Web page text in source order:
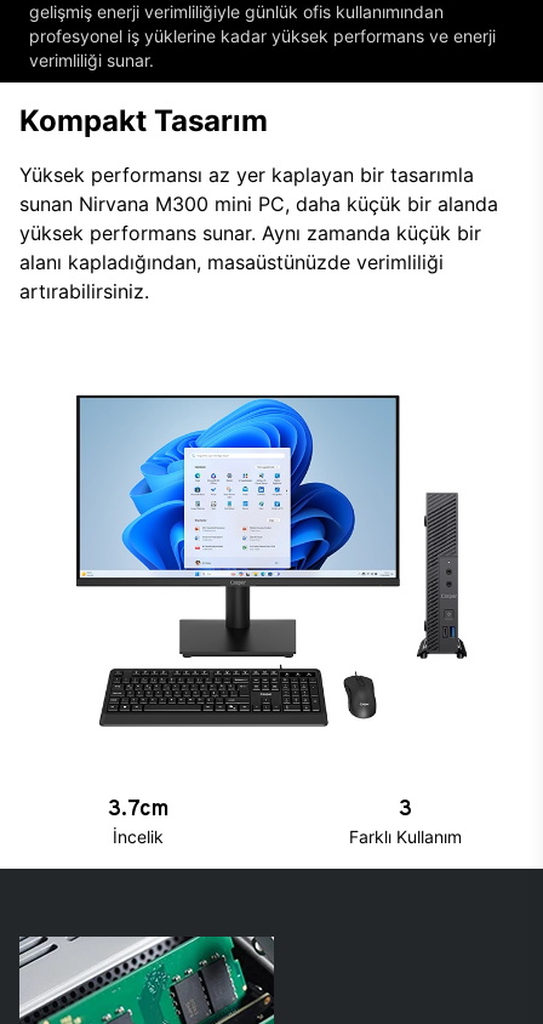
gelişmiş enerji verimliliğiyle günlük ofis kullanımından
profesyonel iş yüklerine kadar yüksek performans ve enerji
verimliliği sunar.
Kompakt Tasarım
Yüksek performansı az yer kaplayan bir tasarımla
sunan Nirvana M300 mini PC, daha küçük bir alanda
yüksek performans sunar. Aynı zamanda küçük bir
alanı kapladığından, masaüstünüzde verimliliği
artırabilirsiniz.
3.7cm
İncelik
3
Farklı Kullanım